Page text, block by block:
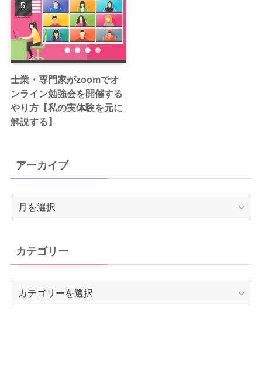
士業・専門家がzoomでオ
ンライン勉強会を開催する
やり方【私の実体験を元に
解説する】
アーカイブ
ブ
カテゴリー